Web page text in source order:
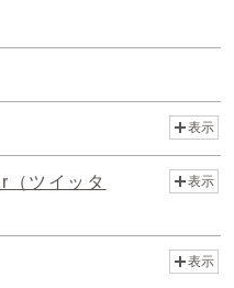
表示
ツイッタ
表示
表示